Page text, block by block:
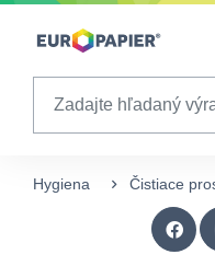
Table Of Content
Zaujímavé produkty pre Vás
Hygiena Čistiace